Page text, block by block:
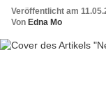
Veröffentlicht am
Von Edna Mo